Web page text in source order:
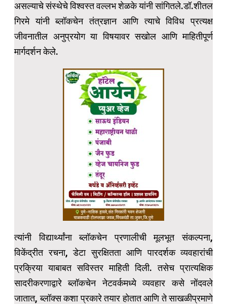
असल्याचे संस्थेचे विश्वस्त वल्लभ शेळके यांनी सांगितले.डॉ.शीतल
गिरमे यांनी ब्लॉकचेन तंत्रज्ञान आणि त्याचे विविध प्रत्यक्ष
जीवनातील अनुप्रयोग या विषयावर सखोल आणि माहितीपूर्ण
मार्गदर्शन केले.
त्यांनी विद्यार्थ्यांना ब्लॉकचेन प्रणालीची मूलभूत संकल्पना,
विकेंद्रीत रचना, डेटा सुरक्षितता आणि पारदर्शक व्यवहारांची
प्रक्रिया याबाबत सविस्तर माहिती दिली. तसेच प्रात्यक्षिक
सादरीकरणाद्वारे ब्लॉकचेन नेटवर्कमध्ये व्यवहार कसे नोंदवले
जातात, ब्लॉक्स कशा प्रकारे तयार होतात आणि ते साखळीप्रमाणे